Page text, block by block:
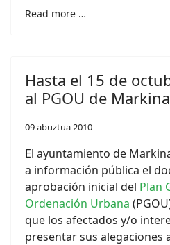
Read more …
Hasta el 15 de
al PGOU de
09 abuztua 2010
El ayuntamiento de
a información pública el
aprobación inicial del Plan
Ordenación Urbana
que los afectados y/o
presentar sus alegaciones